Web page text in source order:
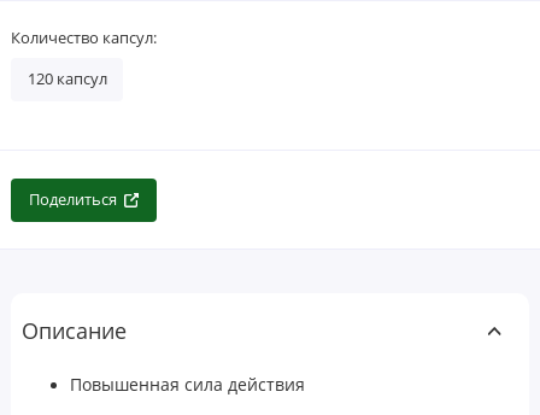
Количество капсул:
120 капсул
Поделиться
Описание
Повышенная сила действия